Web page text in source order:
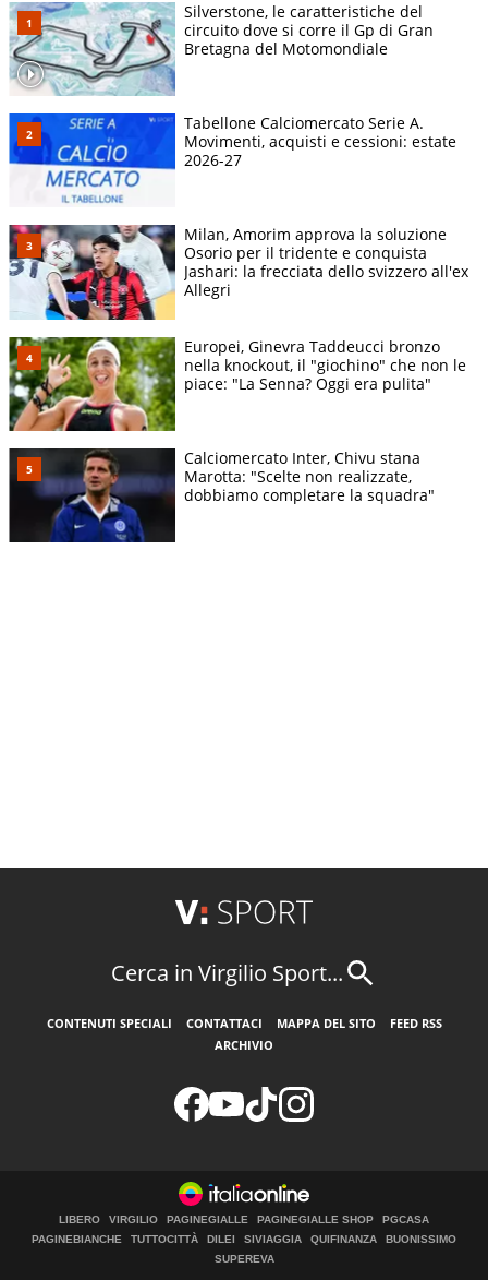
Silverstone, le caratteristiche del
circuito dove si corre il Gp di Gran
Bretagna del Motomondiale
Tabellone Calciomercato Serie A.
Movimenti, acquisti e cessioni: estate
2026-27
Milan, Amorim approva la soluzione
Osorio per il tridente e conquista
Jashari: la frecciata dello svizzero all'ex
Allegri
Europei, Ginevra Taddeucci bronzo
nella knockout, il "giochino" che non le
piace: "La Senna? Oggi era pulita"
Calciomercato Inter, Chivu stana
Marotta: "Scelte non realizzate,
dobbiamo completare la squadra"
Cerca in Virgilio Sport...
CONTENUTI SPECIALI CONTATTACI MAPPA DEL SITO
FEED RSS
ARCHIVIO
LIBERO VIRGILIO PAGINEGIALLE PAGINEGIALLE SHOP
PGCASA
PAGINEBIANCHE
TUTTOCITTÀ DILEI SIVIAGGIA QUIFINANZA
BUONISSIMO
SUPEREVA